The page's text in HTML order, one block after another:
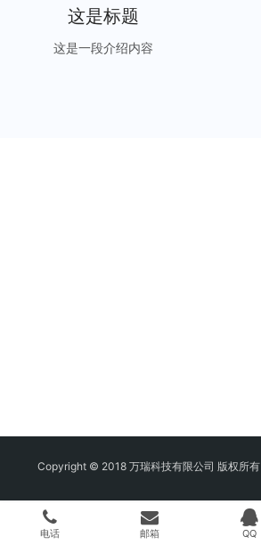
这是标题
这是一段介绍内容
Copyright © 2018 万瑞科技有限公司 版权所有
电话 邮箱 QQ